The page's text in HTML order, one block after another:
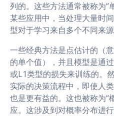
列的。这些方法通常被称为“
某些应用中，当处理大量时
型对于学习来自多个不同来
一些经典方法是点估计的（
的单个值），并且模型是通
或L1类型的损失来训练的。
实际的决策流程中，即使人
也是更有益的。这也被称为“
应。这涉及到对概率分布进